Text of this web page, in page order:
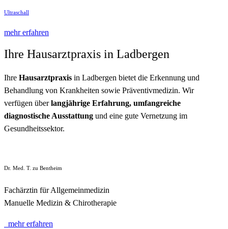
Ultraschall
mehr erfahren
Ihre Haus­arzt­praxis in Ladbergen
Ihre Haus­arzt­praxis in Ladbergen bietet die Erkennung und
Behandlung von Krankheiten sowie Präventiv­medizin. Wir
verfügen überlang­jährige Erfahrung, umfang­reiche
diagnostische Aus­stattung und eine gute Vernetzung im
Gesundheitssektor.
Dr. Med. T. zu Bentheim
Fachärztin für Allgemeinmedizin
Manuelle Medizin & Chirotherapie
mehr erfahren